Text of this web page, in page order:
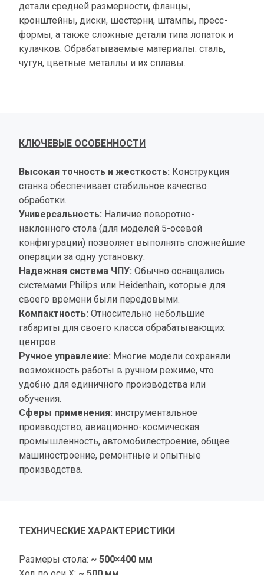
детали средней размерности, фланцы,
кронштейны, диски, шестерни, штампы, пресс-
формы, а также сложные детали типа лопаток и
кулачков. Обрабатываемые материалы: сталь,
чугун, цветные металлы и их сплавы.
КЛЮЧЕВЫЕ ОСОБЕННОСТИ
Высокая точность и жесткость: Конструкция
станка обеспечивает стабильное качество
обработки.
Универсальность: Наличие поворотно-
наклонного стола (для моделей 5-осевой
конфигурации) позволяет выполнять сложнейшие
операции за одну установку.
Надежная система ЧПУ: Обычно оснащались
системами Philips или Heidenhain, которые для
своего времени были передовыми.
Компактность: Относительно небольшие
габариты для своего класса обрабатывающих
центров.
Ручное управление: Многие модели сохраняли
возможность работы в ручном режиме, что
удобно для единичного производства или
обучения.
Сферы применения: инструментальное
производство, авиационно-космическая
промышленность, автомобилестроение, общее
машиностроение, ремонтные и опытные
производства.
ТЕХНИЧЕСКИЕ ХАРАКТЕРИСТИКИ
Размеры стола: ~ 500×400 мм